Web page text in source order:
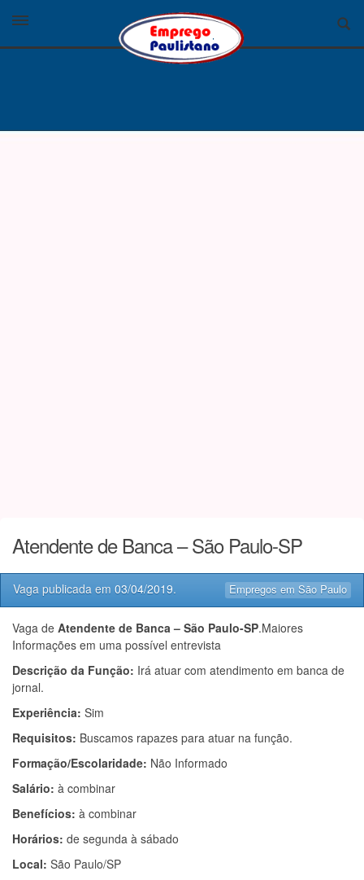
Atendente de Banca – São Paulo-SP
Empregos em São Paulo
Vaga publicada em 03/04/2019.
Vaga de Atendente de Banca – São Paulo-SP.Maiores
Informações em uma possível entrevista
Descrição da Função: Irá atuar com atendimento em banca de
jornal.
Experiência: Sim
Requisitos: Buscamos rapazes para atuar na função.
Formação/Escolaridade: Não Informado
Salário: à combinar
Benefícios: à combinar
Horários: de segunda à sábado
Local: São Paulo/SP